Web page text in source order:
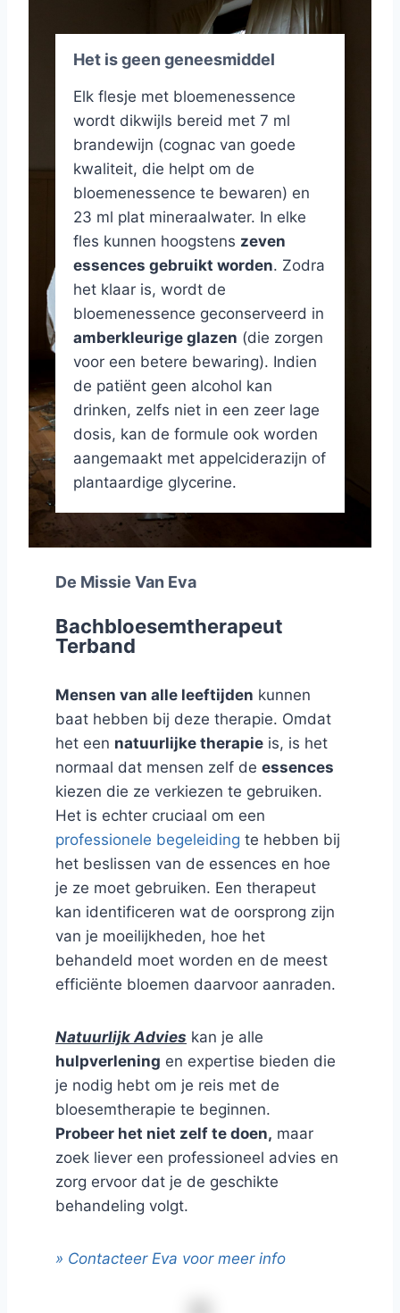
Het is geen geneesmiddel
Elk flesje met bloemenessence
wordt dikwijls bereid met 7 ml
brandewijn (cognac van goede
kwaliteit, die helpt om de
bloemenessence te bewaren) en
23 ml plat mineraalwater. In elke
fles kunnen hoogstens zeven
essences gebruikt worden. Zodra
het klaar is, wordt de
bloemenessence geconserveerd in
amberkleurige glazen (die zorgen
voor een betere bewaring). Indien
de patiënt geen alcohol kan
drinken, zelfs niet in een zeer lage
dosis, kan de formule ook worden
aangemaakt met appelciderazijn of
plantaardige glycerine.
De Missie Van Eva
Bachbloesemtherapeut
Terband
Mensen van alle leeftijden kunnen
baat hebben bij deze therapie. Omdat
het een natuurlijke therapie is, is het
normaal dat mensen zelf de essences
kiezen die ze verkiezen te gebruiken.
Het is echter cruciaal om een
professionele begeleiding te hebben bij
het beslissen van de essences en hoe
je ze moet gebruiken. Een therapeut
kan identificeren wat de oorsprong zijn
van je moeilijkheden, hoe het
behandeld moet worden en de meest
efficiënte bloemen daarvoor aanraden.
Natuurlijk Advies kan je alle
hulpverlening en expertise bieden die
je nodig hebt om je reis met de
bloesemtherapie te beginnen.
Probeer het niet zelf te doen, maar
zoek liever een professioneel advies en
zorg ervoor dat je de geschikte
behandeling volgt.
» Contacteer Eva voor meer info